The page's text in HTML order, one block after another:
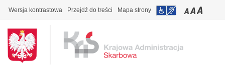
Wersja kontrastowa Przejdź do treści Mapa strony